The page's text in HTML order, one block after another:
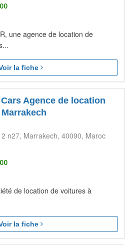
une agence de location de
la fiche
Agence de location
n27 Marrakech 40090 Maroc
de location de voitures à
la fiche